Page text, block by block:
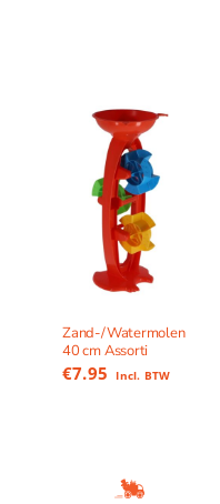
Zand-/Watermolen
40 cm Assorti
€7.95 Incl. BTW